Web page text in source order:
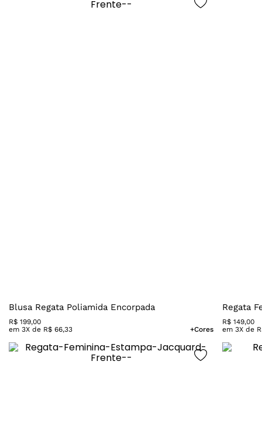
Blusa Regata Poliamida Encorpada
R$ 199,00
em 3X de R$ 66,33 +Cores
Regata
R$ 149,00
em 3X de